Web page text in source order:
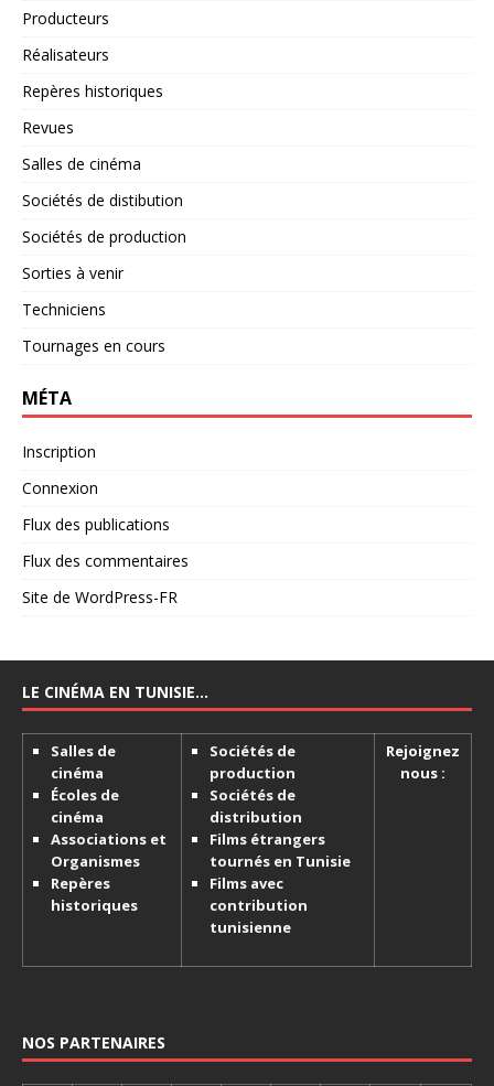
Producteurs
Réalisateurs
Repères historiques
Revues
Salles de cinéma
Sociétés de distibution
Sociétés de production
Sorties à venir
Techniciens
Tournages en cours
MÉTA
Inscription
Connexion
Flux des publications
Flux des commentaires
Site de WordPress-FR
LE CINÉMA EN TUNISIE…
Salles de
cinéma
Écoles de
cinéma
Associations et
Organismes
Repères
historiques
Sociétés de
production
Sociétés de
distribution
Films étrangers
tournés en Tunisie
Films avec
contribution
tunisienne
Rejoignez
nous :
NOS PARTENAIRES